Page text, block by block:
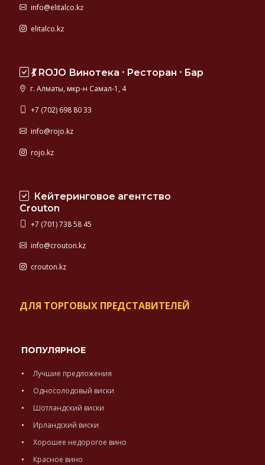
info@elitalco.kz
elitalco.kz
💃 ROJO Винотека ⸱ Ресторан ⸱ Бар
г. Алматы, мкр-н Самал-1, 4
+7 (702) 698 80 33
info@rojo.kz
rojo.kz
Кейтеринговое агентство
Crouton
+7 (701) 738 58 45
info@crouton.kz
crouton.kz
ДЛЯ ТОРГОВЫХ ПРЕДСТАВИТЕЛЕЙ
ПОПУЛЯРНОЕ
Лучшие предложения
Односолодовый виски
Шотландский виски
Ирландский виски
Хорошее недорогое вино
Красное вино